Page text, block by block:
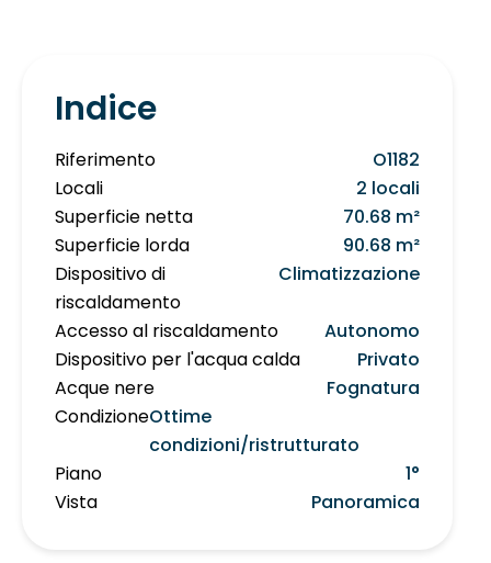
Indice
Riferimento
O1182
Locali
2 locali
Superficie netta
70.68 m²
Superficie lorda
90.68 m²
Dispositivo di
riscaldamento
Climatizzazione
Accesso al riscaldamento
Autonomo
Dispositivo per l'acqua calda
Privato
Acque nere
Fognatura
CondizioneOttime
condizioni/ristrutturato
Piano
1°
Vista
Panoramica